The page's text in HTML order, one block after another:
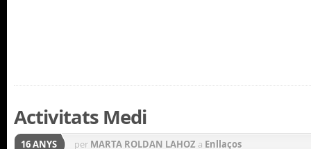
Activitats Medi
16 ANYS per MARTA ROLDAN LAHOZ a Enllaços